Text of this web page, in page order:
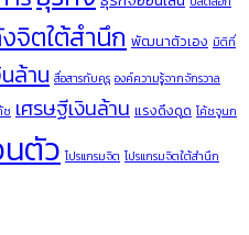
จิตใต้สำนึก พัฒนาตัวเอง มิติที่
ล้าน สื่อสารกับคุรุ องค์ความรู้จากจักรวาล
ช เศรษฐีเงินล้าน แรงดึงดูด โค้ชจูนก
ตัว โปรแกรมจิต โปรแกรมจิตใต้สำนึก